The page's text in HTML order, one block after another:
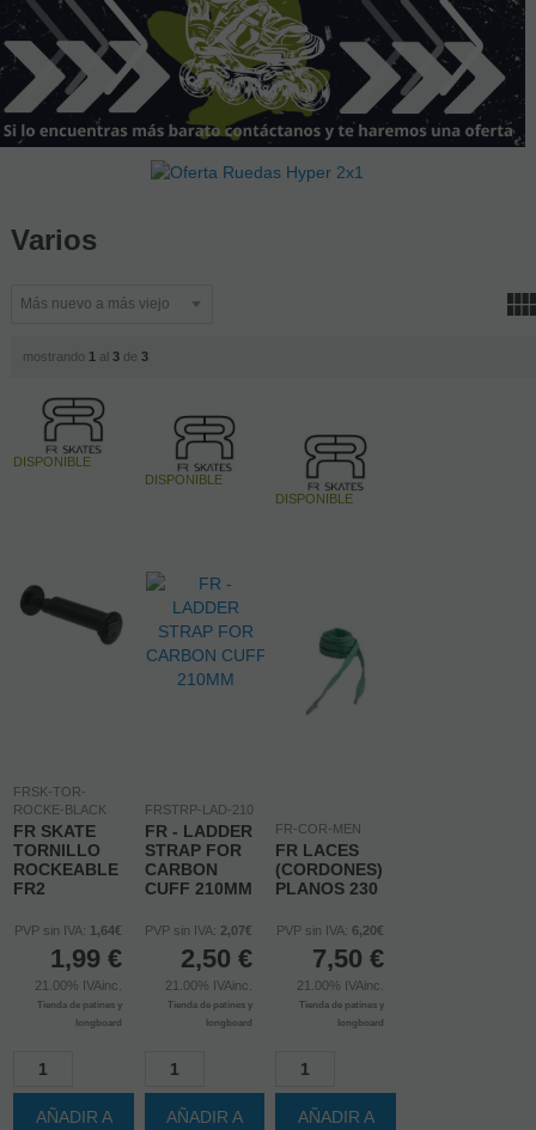
Varios
mostrando 1 al 3de 3
DISPONIBLE
FRSK-TOR-
ROCKE-BLACK
FR SKATE
TORNILLO
ROCKEABLE
FR2
PVP sin IVA: 1,64€
1,99 €
21.00% IVAinc.
Tienda de patines y
longboard
AÑADIR A
DISPONIBLE
FRSTRP-LAD-210
FR - LADDER
STRAP FOR
CARBON
CUFF 210MM
PVP sin IVA: 2,07€
2,50 €
21.00% IVAinc.
Tienda de patines y
longboard
AÑADIR A
DISPONIBLE
FR-COR-MEN
FR LACES
(CORDONES)
PLANOS 230
PVP sin IVA: 6,20€
7,50 €
21.00% IVAinc.
Tienda de patines y
longboard
AÑADIR A